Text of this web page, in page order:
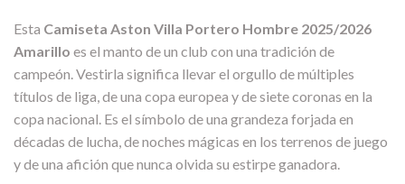
Esta Camiseta Aston Villa Portero Hombre 2025/2026
Amarillo es el manto de un club con una tradición de
campeón. Vestirla significa llevar el orgullo de múltiples
títulos de liga, de una copa europea y de siete coronas en la
copa nacional. Es el símbolo de una grandeza forjada en
décadas de lucha, de noches mágicas en los terrenos de juego
y de una afición que nunca olvida su estirpe ganadora.